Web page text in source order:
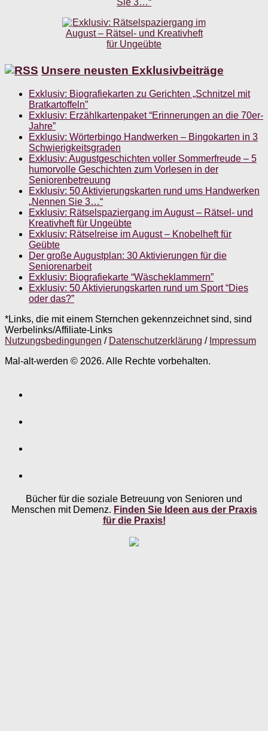
Unsere neusten Exklusivbeiträge
Exklusiv: Biografiekarten zu Gerichten „Schnitzel mit
Bratkartoffeln”
Exklusiv: Erzählkartenpaket “Erinnerungen an die 70er-
Jahre”
Exklusiv: Wörterbingo Handwerken – Bingokarten in 3
Schwierigkeitsgraden
Exklusiv: Augustgeschichten voller Sommerfreude – 5
humorvolle Geschichten zum Vorlesen in der
Seniorenbetreuung
Exklusiv: 50 Aktivierungskarten rund ums Handwerken
„Nennen Sie 3…“
Exklusiv: Rätselspaziergang im August – Rätsel- und
Kreativheft für Ungeübte
Exklusiv: Rätselreise im August – Knobelheft für
Geübte
Der große Augustplan: 30 Aktivierungen für die
Seniorenarbeit
Exklusiv: Biografiekarte “Wäscheklammern”
Exklusiv: 50 Aktivierungskarten rund um Sport “Dies
oder das?”
*Links, die mit einem Sternchen gekennzeichnet sind, sind
Werbelinks/Affiliate-Links
Nutzungsbedingungen / Datenschutzerklärung / Impressum
Mal-alt-werden © 2026. Alle Rechte vorbehalten.
Bücher für die soziale Betreuung von Senioren und
Menschen mit Demenz. Finden Sie Ideen aus der Praxis
für die Praxis!